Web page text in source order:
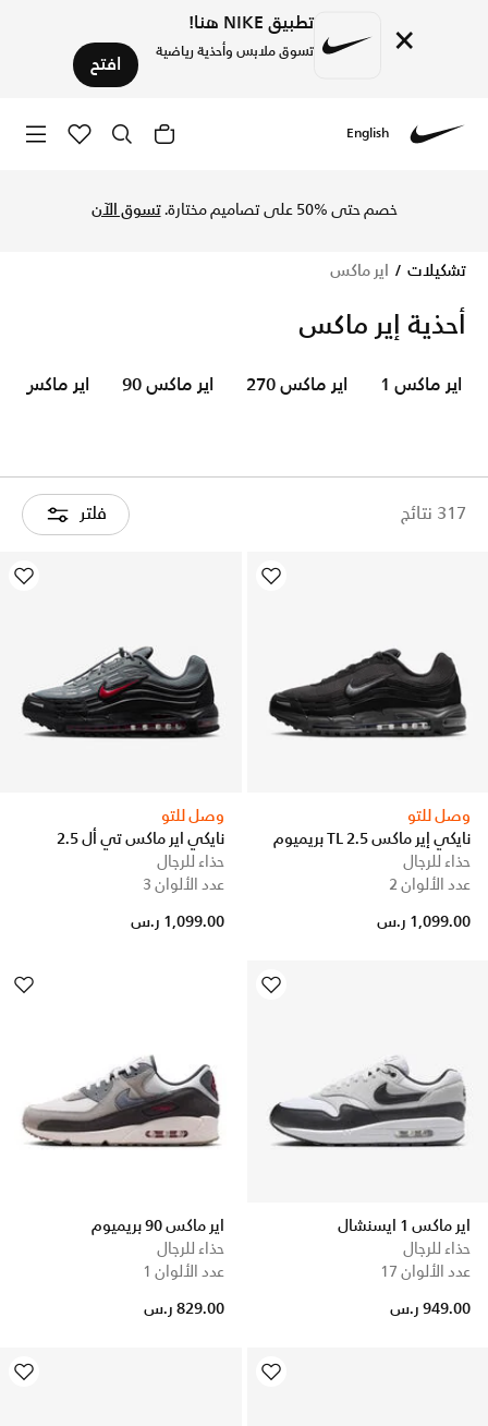
× تطبيق NIKE هنا!
تسوق ملابس وأحذية رياضية افتح
English
عروض العودة إلى المدرسة
تسوق الآن
تشكيلات اير ماكس
أحذية إير ماكس
317 نتائج فلتر
اير ماكس 1 اير ماكس 270 اير ماكس 90 اير ماكس 95
وصل للتو
نايكي إير ماكس TL 2.5 بريميوم
حذاء للرجال
عدد الألوان 2
1,099.00 ر.س
وصل للتو
نايكي اير ماكس تي أل 2.5
حذاء للرجال
عدد الألوان 3
1,099.00 ر.س
اير ماكس 1 ايسنشال
حذاء للرجال
عدد الألوان 17
949.00 ر.س
اير ماكس 90 بريميوم
حذاء للرجال
عدد الألوان 1
829.00 ر.س